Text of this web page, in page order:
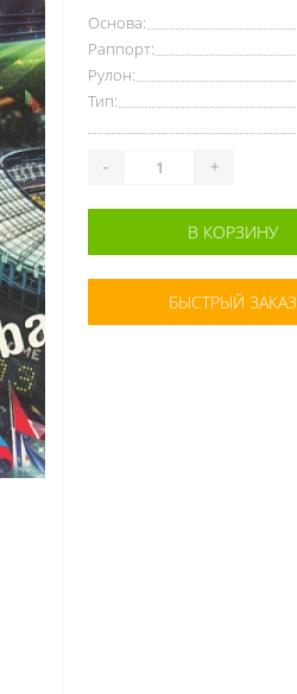
Основа:
Раппорт:
Рулон:
Тип:
- +
В КОРЗИНУ
БЫСТРЫЙ ЗАКАЗ